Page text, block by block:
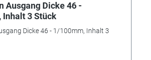
Ausgang Dicke 46 -
Inhalt 3 Stück
Dicke 46 - 1/100mm, Inhalt 3